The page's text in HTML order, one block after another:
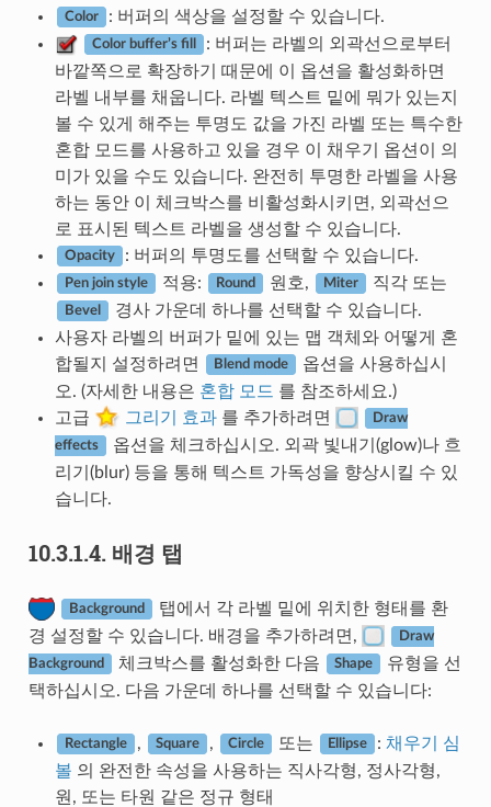
Color : 버퍼의 색상을 설정할 수 있습니다.
Color buffer’s fill
: 버퍼는 라벨의 외곽선으로부터
바깥쪽으로 확장하기 때문에 이 옵션을 활성화하면
라벨 내부를 채웁니다. 라벨 텍스트 밑에 뭐가 있는지
볼 수 있게 해주는 투명도 값을 가진 라벨 또는 특수한
혼합 모드를 사용하고 있을 경우 이 채우기 옵션이 의
미가 있을 수도 있습니다. 완전히 투명한 라벨을 사용
하는 동안 이 체크박스를 비활성화시키면, 외곽선으
로 표시된 텍스트 라벨을 생성할 수 있습니다.
Opacity : 버퍼의 투명도를 선택할 수 있습니다.
Pen join style 적용: Round 원호, Miter 직각 또는
Bevel
경사 가운데 하나를 선택할 수 있습니다.
사용자 라벨의 버퍼가 밑에 있는 맵 객체와 어떻게 혼
합될지 설정하려면
Blend mode
옵션을 사용하십시
오. (자세한 내용은 혼합 모드 를 참조하세요.)
고급
그리기 효과를 추가하려면 Draw
effects
옵션을 체크하십시오. 외곽 빛내기(glow)나 흐
리기(blur) 등을 통해 텍스트 가독성을 향상시킬 수 있
습니다.
10.3.1.4. 배경 탭
Background
탭에서 각 라벨 밑에 위치한 형태를 환
경 설정할 수 있습니다. 배경을 추가하려면,
Draw
Background 체크박스를 활성화한 다음 Shape
유형을 선
택하십시오. 다음 가운데 하나를 선택할 수 있습니다:
Rectangle , Square , Circle 또는 Ellipse : 채우기 심
볼 의 완전한 속성을 사용하는 직사각형, 정사각형,
원, 또는 타원 같은 정규 형태